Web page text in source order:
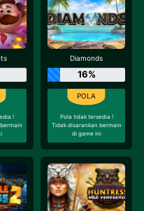
!
Diamonds
16%
Pola tidak tersedia !
Tidak disarankan bermain
di game ini